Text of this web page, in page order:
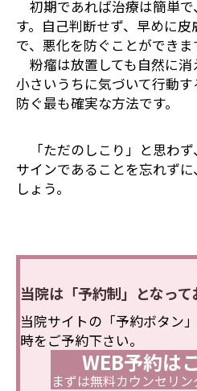
初期であれば治療は簡単
す。自己判断せず、早めに
で、悪化を防ぐことができま
粉瘤は放置しても自然に消
小さいうちに気づいて行動
防ぐ最も確実な方法です。
「ただのしこり」と思わ
サインであることを忘れず
しょう。
当院は「予約制」となって
当院サイトの「予約ボタン
時をご予約下さい。
WEB予約は
まずは無料カウンセリ